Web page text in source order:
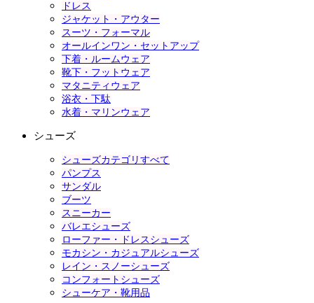
ドレス
ジャケット・アウター
スーツ・フォーマル
オールインワン・セットアップ
下着・ルームウェア
靴下・フットウェア
マタニティウェア
浴衣・下駄
水着・マリンウェア
シューズ
シューズカテゴリすべて
パンプス
サンダル
ブーツ
スニーカー
バレエシューズ
ローファー・ドレスシューズ
モカシン・カジュアルシューズ
レイン・スノーシューズ
コンフォートシューズ
シューケア・靴用品